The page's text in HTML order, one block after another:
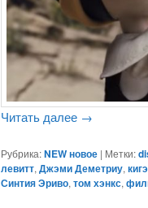
Читать далее →
Рубрика: NEW новое | Метки:
левитт,Джэми Деметриу,
Синтия Эриво,том хэнкс,